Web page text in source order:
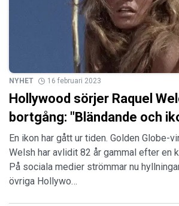
NYHET 16 februari 2023
Hollywood sörjer Raquel
bortgång: "Bländande och
En ikon har gått ur tiden. Golden Globe-
Welsh har avlidit 82 år gammal efter en
På sociala medier strömmar nu
övriga Hollywo…